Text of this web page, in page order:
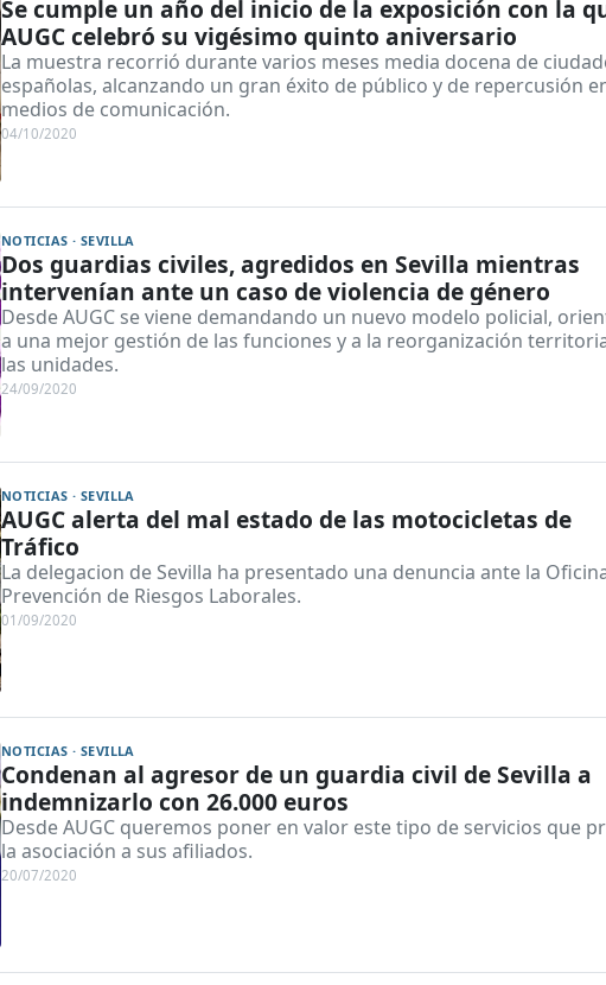
Se cumple un año del inicio de la exposición con la
AUGC celebró su vigésimo quinto aniversario
La muestra recorrió durante varios meses media docena de
españolas, alcanzando un gran éxito de público y de repercusión
medios de comunicación.
04/10/2020
NOTICIAS · SEVILLA
Dos guardias civiles, agredidos en Sevilla mientras
intervenían ante un caso de violencia de género
Desde AUGC se viene demandando un nuevo modelo policial,
a una mejor gestión de las funciones y a la reorganización
las unidades.
24/09/2020
NOTICIAS · SEVILLA
AUGC alerta del mal estado de las motocicletas de
Tráfico
La delegacion de Sevilla ha presentado una denuncia ante la
Prevención de Riesgos Laborales.
01/09/2020
NOTICIAS · SEVILLA
Condenan al agresor de un guardia civil de Sevilla a
indemnizarlo con 26.000 euros
Desde AUGC queremos poner en valor este tipo de servicios que
la asociación a sus afiliados.
20/07/2020